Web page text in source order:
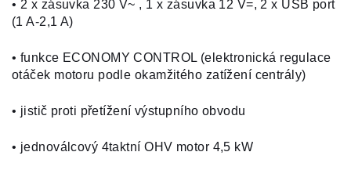
• 2 x zásuvka 230 V~ , 1 x zásuvka 12 V=, 2 x USB port
(1 A-2,1 A)
• funkce ECONOMY CONTROL (elektronická regulace
otáček motoru podle okamžitého zatížení centrály)
• jistič proti přetížení výstupního obvodu
• jednoválcový 4taktní OHV motor 4,5 kW